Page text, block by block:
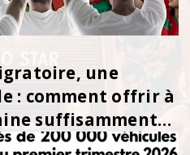
une
: comment offrir à
suffisamment